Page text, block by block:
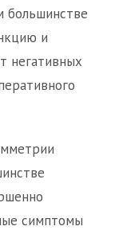
большинстве
и
негативных
симптомы